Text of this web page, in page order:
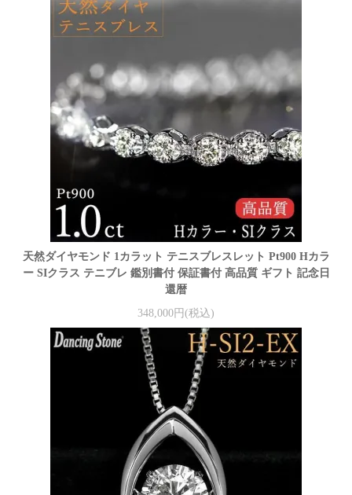
天然ダイヤモンド 1カラット テニスブレスレット Pt900 Hカラ
ー SIクラス テニブレ 鑑別書付 保証書付 高品質 ギフト 記念日
還暦
348,000円(税込)